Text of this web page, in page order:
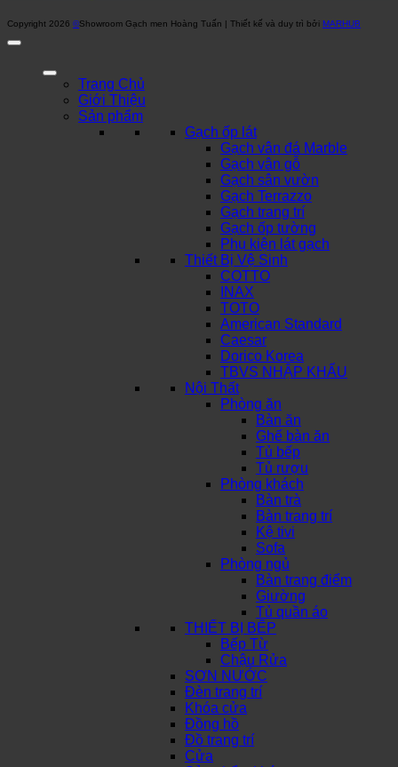
Copyright 2026 ©Showroom Gạch men Hoàng Tuấn | Thiết kế và duy trì bởi MARHUB
Trang Chủ
Giới Thiệu
Sản phẩm
Gạch ốp lát
Gạch vân đá Marble
Gạch vân gỗ
Gạch sân vườn
Gạch Terrazzo
Gạch trang trí
Gạch ốp tường
Phụ kiện lát gạch
Thiết Bị Vệ Sinh
COTTO
INAX
TOTO
American Standard
Caesar
Dorico Korea
TBVS NHẬP KHẨU
Nội Thất
Phòng ăn
Bàn ăn
Ghế bàn ăn
Tủ bếp
Tủ rượu
Phòng khách
Bàn trà
Bàn trang trí
Kệ tivi
Sofa
Phòng ngủ
Bàn trang điểm
Giường
Tủ quần áo
THIẾT BỊ BẾP
Bếp Từ
Chậu Rửa
SƠN NƯỚC
Đèn trang trí
Khóa cửa
Đồng hồ
Đồ trang trí
Cửa